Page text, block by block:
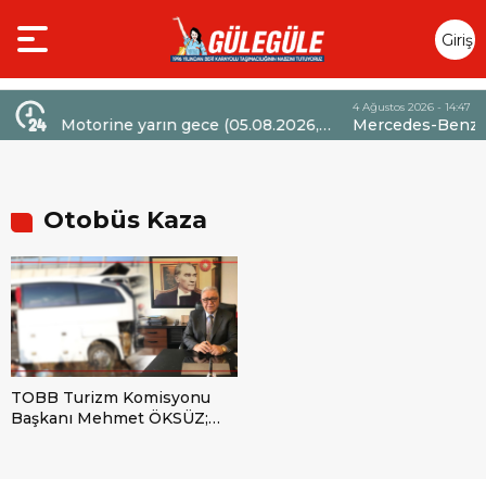
Giriş
Yap
gece (05.08.2026,
dev bir indirim
Mercedes-Benz Türk’ten Kamyon
Sözleşmelerinde 36 Aya Varan Taksit
Otobüs Kaza
TOBB Turizm Komisyonu
Başkanı Mehmet ÖKSÜZ;